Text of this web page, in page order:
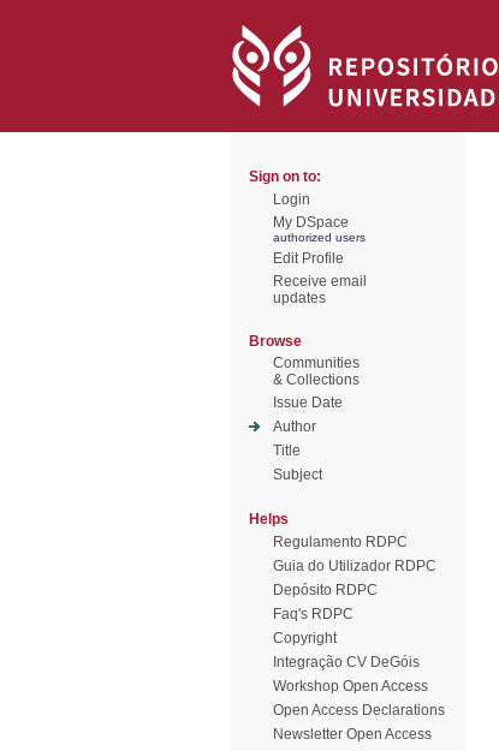
Sign on to:
Login
My DSpace
authorized users
Edit Profile
Receive email
updates
Browse
Communities
& Collections
Issue Date
Author
Title
Subject
Helps
Regulamento RDPC
Guia do Utilizador RDPC
Depósito RDPC
Faq's RDPC
Copyright
Integração CV DeGóis
Workshop Open Access
Open Access Declarations
Newsletter Open Access